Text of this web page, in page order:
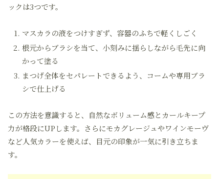
ックは3つです。
マスカラの液をつけすぎず、容器のふちで軽くしごく
根元からブラシを当て、小刻みに揺らしながら毛先に向
かって塗る
まつげ全体をセパレートできるよう、コームや専用ブラ
シで仕上げる
この方法を意識すると、自然なボリューム感とカールキープ
力が格段にUPします。さらにモカグレージュやワインモーヴ
など人気カラーを使えば、目元の印象が一気に引き立ちま
す。